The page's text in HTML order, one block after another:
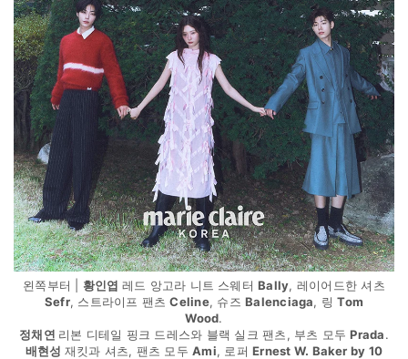
왼쪽부터 | 황인엽 레드 앙고라 니트 스웨터Bally, 레이어드한 셔츠
Sefr, 스트라이프 팬츠Celine, 슈즈Balenciaga, 링Tom
Wood.
정채연 리본 디테일 핑크 드레스와 블랙 실크 팬츠, 부츠 모두Prada.
배현성 재킷과 셔츠, 팬츠 모두Ami, 로퍼Ernest W. Baker by 10